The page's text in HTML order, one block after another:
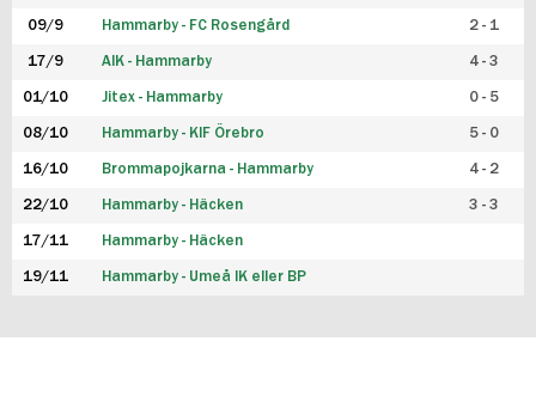
09/9 Hammarby - FC Rosengård 2 - 1
17/9 AIK - Hammarby 4 - 3
01/10 Jitex - Hammarby 0 - 5
08/10 Hammarby - KIF Örebro 5 - 0
16/10 Brommapojkarna - Hammarby 4 - 2
22/10 Hammarby - Häcken 3 - 3
17/11 Hammarby - Häcken
19/11 Hammarby - Umeå IK eller BP